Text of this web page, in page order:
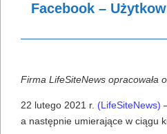
Facebook –
Firma LifeSiteNews opracowała
22 lutego 2021 r. (LifeSiteNews)
a następnie umierające w ciągu